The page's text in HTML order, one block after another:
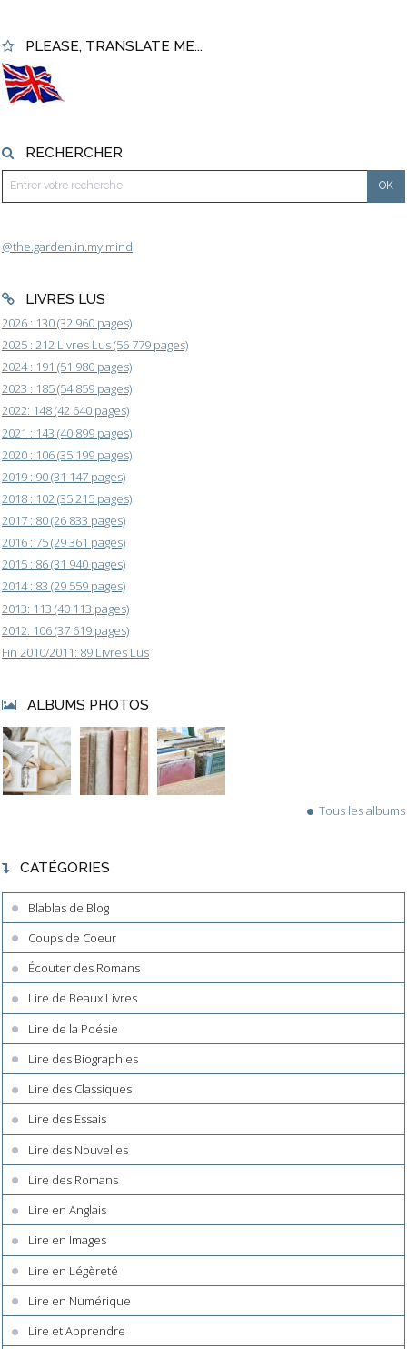
PLEASE, TRANSLATE ME...
RECHERCHER
@the.garden.in.my.mind
LIVRES LUS
2026 : 130 (32 960 pages)
2025 : 212 Livres Lus (56 779 pages)
2024 : 191 (51 980 pages)
2023 : 185 (54 859 pages)
2022: 148 (42 640 pages)
2021 : 143 (40 899 pages)
2020 : 106 (35 199 pages)
2019 : 90 (31 147 pages)
2018 : 102 (35 215 pages)
2017 : 80 (26 833 pages)
2016 : 75 (29 361 pages)
2015 : 86 (31 940 pages)
2014 : 83 (29 559 pages)
2013: 113 (40 113 pages)
2012: 106 (37 619 pages)
Fin 2010/2011: 89 Livres Lus
ALBUMS PHOTOS
Tous les albums
CATÉGORIES
Blablas de Blog
Coups de Coeur
Écouter des Romans
Lire de Beaux Livres
Lire de la Poésie
Lire des Biographies
Lire des Classiques
Lire des Essais
Lire des Nouvelles
Lire des Romans
Lire en Anglais
Lire en Images
Lire en Légèreté
Lire en Numérique
Lire et Apprendre